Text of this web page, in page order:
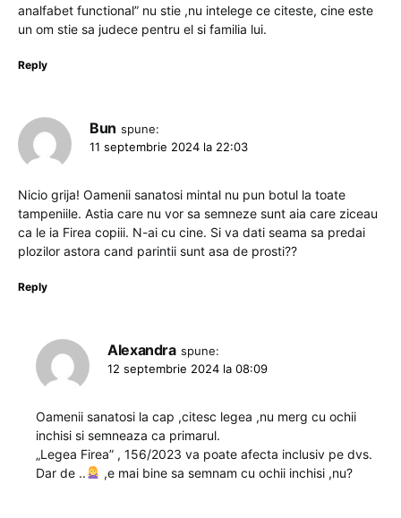
analfabet functional” nu stie ,nu intelege ce citeste, cine este
un om stie sa judece pentru el si familia lui.
Reply
Bun spune:
11 septembrie 2024 la 22:03
Nicio grija! Oamenii sanatosi mintal nu pun botul la toate
tampeniile. Astia care nu vor sa semneze sunt aia care ziceau
ca le ia Firea copiii. N-ai cu cine. Si va dati seama sa predai
plozilor astora cand parintii sunt asa de prosti??
Reply
Alexandra spune:
12 septembrie 2024 la 08:09
Oamenii sanatosi la cap ,citesc legea ,nu merg cu ochii
inchisi si semneaza ca primarul.
„Legea Firea” , 156/2023 va poate afecta inclusiv pe dvs.
Dar de ..
,e mai bine sa semnam cu ochii inchisi ,nu?